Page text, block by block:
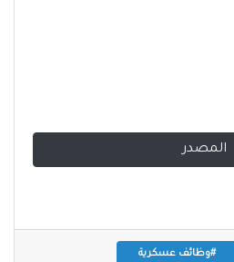
المصدر
#وظائف عسكرية